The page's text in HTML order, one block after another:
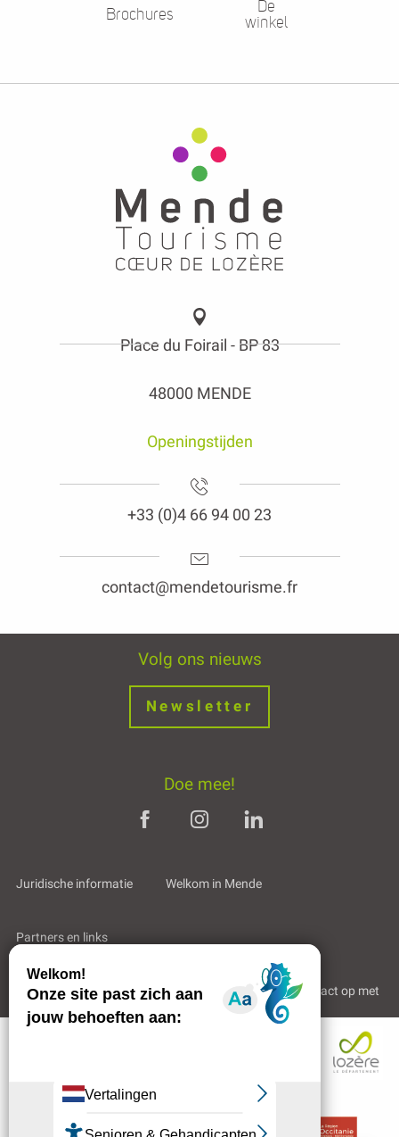
Brochures
De
winkel
Place du Foirail - BP 83
48000 MENDE
Openingstijden
+33 (0)4 66 94 00 23
contact@mendetourisme.fr
Volg ons nieuws
Newsletter
Doe mee!
Juridische informatie Welkom in Mende
Partners en links
Professioneel gebied Wie zijn wij? Neem contact op met